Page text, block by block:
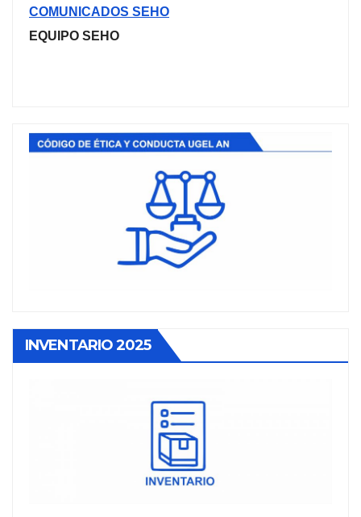
COMUNICADOS SEHO
EQUIPO SEHO
INVENTARIO 2025